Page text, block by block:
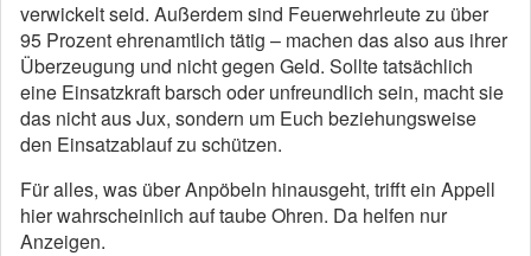
verwickelt seid. Außerdem sind Feuerwehrleute zu über
95 Prozent ehrenamtlich tätig – machen das also aus ihrer
Überzeugung und nicht gegen Geld. Sollte tatsächlich
eine Einsatzkraft barsch oder unfreundlich sein, macht sie
das nicht aus Jux, sondern um Euch beziehungsweise
den Einsatzablauf zu schützen.
Für alles, was über Anpöbeln hinausgeht, trifft ein Appell
hier wahrscheinlich auf taube Ohren. Da helfen nur
Anzeigen.